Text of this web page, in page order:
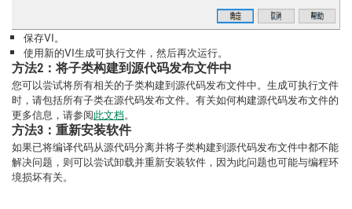
保存VI。
使用新的VI生成可执行文件，然后再次运行。
方法2：将子类构建到源代码发布文件中
您可以尝试将所有相关的子类构建到源代码发布文件中。生成可执行文件
时，请包括所有子类在源代码发布文件。有关如何构建源代码发布文件的
更多信息，请参阅此文档。
方法3：重新安装软件
如果已将编译代码从源代码分离并将子类构建到源代码发布文件中都不能
解决问题，则可以尝试卸载并重新安装软件，因为此问题也可能与编程环
境损坏有关。